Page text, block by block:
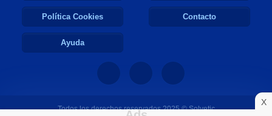
X
Política Cookies Contacto
Ayuda
Todos los derechos reservados 2025 © Solvetic